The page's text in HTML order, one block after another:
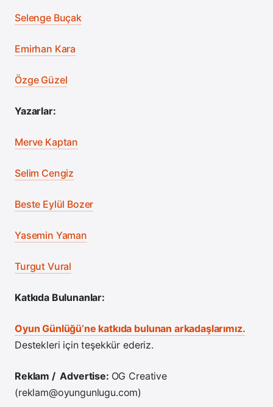
Selenge Buçak
Emirhan Kara
Özge Güzel
Yazarlar:
Merve Kaptan
Selim Cengiz
Beste Eylül Bozer
Yasemin Yaman
Turgut Vural
Katkıda Bulunanlar:
Oyun Günlüğü’ne katkıda bulunan arkadaşlarımız.
Destekleri için teşekkür ederiz.
Reklam / Advertise: OG Creative
(reklam@oyungunlugu.com)